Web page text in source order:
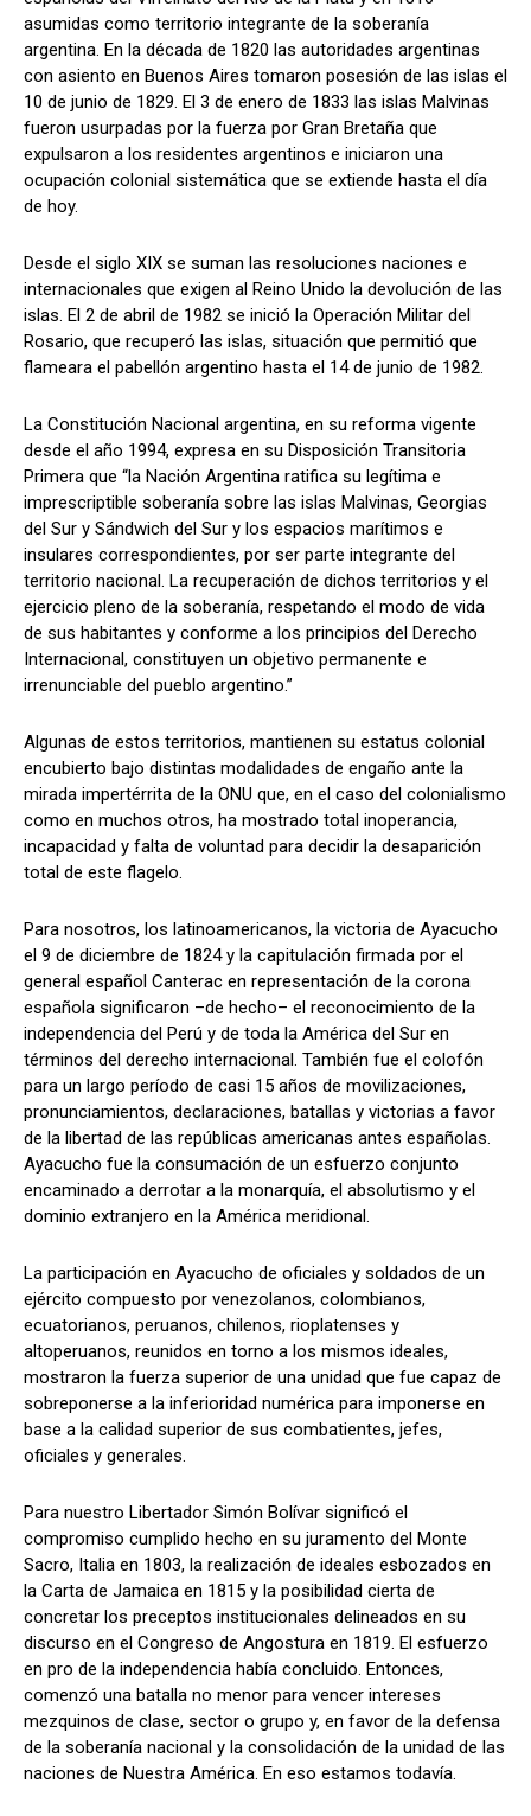
asumidas como territorio integrante de la soberanía
argentina. En la década de 1820 las autoridades argentinas
con asiento en Buenos Aires tomaron posesión de las islas el
10 de junio de 1829. El 3 de enero de 1833 las islas Malvinas
fueron usurpadas por la fuerza por Gran Bretaña que
expulsaron a los residentes argentinos e iniciaron una
ocupación colonial sistemática que se extiende hasta el día
de hoy.
Desde el siglo XIX se suman las resoluciones naciones e
internacionales que exigen al Reino Unido la devolución de las
islas. El 2 de abril de 1982 se inició la Operación Militar del
Rosario, que recuperó las islas, situación que permitió que
flameara el pabellón argentino hasta el 14 de junio de 1982.
La Constitución Nacional argentina, en su reforma vigente
desde el año 1994, expresa en su Disposición Transitoria
Primera que “la Nación Argentina ratifica su legítima e
imprescriptible soberanía sobre las islas Malvinas, Georgias
del Sur y Sándwich del Sur y los espacios marítimos e
insulares correspondientes, por ser parte integrante del
territorio nacional. La recuperación de dichos territorios y el
ejercicio pleno de la soberanía, respetando el modo de vida
de sus habitantes y conforme a los principios del Derecho
Internacional, constituyen un objetivo permanente e
irrenunciable del pueblo argentino.”
Algunas de estos territorios, mantienen su estatus colonial
encubierto bajo distintas modalidades de engaño ante la
mirada impertérrita de la ONU que, en el caso del colonialismo
como en muchos otros, ha mostrado total inoperancia,
incapacidad y falta de voluntad para decidir la desaparición
total de este flagelo.
Para nosotros, los latinoamericanos, la victoria de Ayacucho
el 9 de diciembre de 1824 y la capitulación firmada por el
general español Canterac en representación de la corona
española significaron –de hecho– el reconocimiento de la
independencia del Perú y de toda la América del Sur en
términos del derecho internacional. También fue el colofón
para un largo período de casi 15 años de movilizaciones,
pronunciamientos, declaraciones, batallas y victorias a favor
de la libertad de las repúblicas americanas antes españolas.
Ayacucho fue la consumación de un esfuerzo conjunto
encaminado a derrotar a la monarquía, el absolutismo y el
dominio extranjero en la América meridional.
La participación en Ayacucho de oficiales y soldados de un
ejército compuesto por venezolanos, colombianos,
ecuatorianos, peruanos, chilenos, rioplatenses y
altoperuanos, reunidos en torno a los mismos ideales,
mostraron la fuerza superior de una unidad que fue capaz de
sobreponerse a la inferioridad numérica para imponerse en
base a la calidad superior de sus combatientes, jefes,
oficiales y generales.
Para nuestro Libertador Simón Bolívar significó el
compromiso cumplido hecho en su juramento del Monte
Sacro, Italia en 1803, la realización de ideales esbozados en
la Carta de Jamaica en 1815 y la posibilidad cierta de
concretar los preceptos institucionales delineados en su
discurso en el Congreso de Angostura en 1819. El esfuerzo
en pro de la independencia había concluido. Entonces,
comenzó una batalla no menor para vencer intereses
mezquinos de clase, sector o grupo y, en favor de la defensa
de la soberanía nacional y la consolidación de la unidad de las
naciones de Nuestra América. En eso estamos todavía.